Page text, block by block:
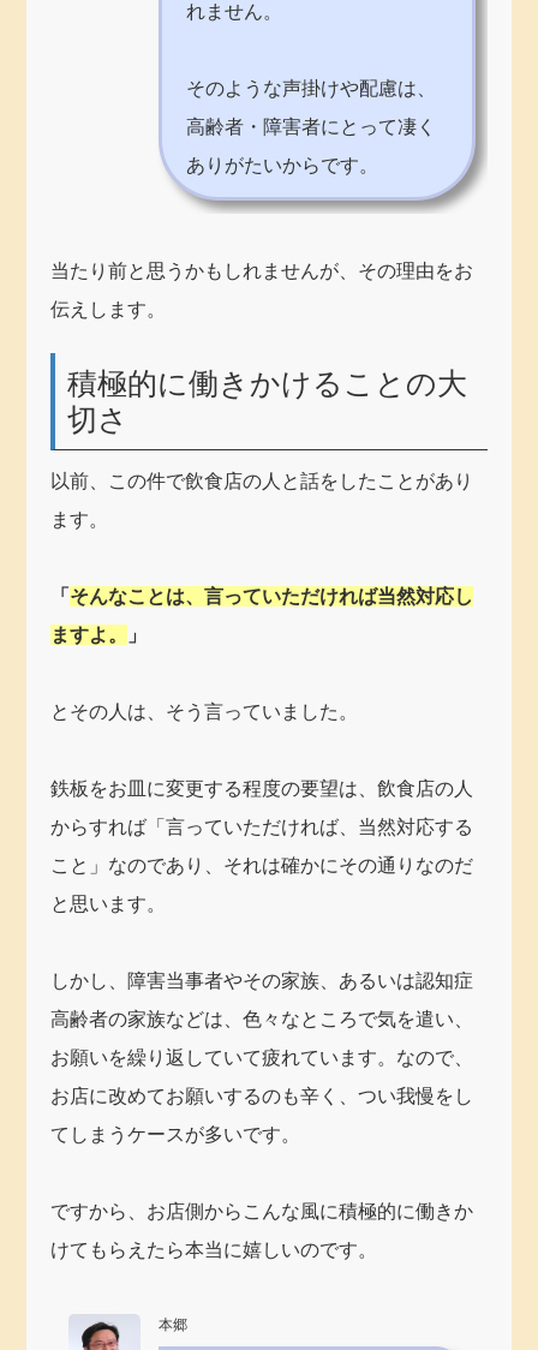
れません。
そのような声掛けや配慮は、
高齢者・障害者にとって凄く
ありがたいからです。
当たり前と思うかもしれませんが、その理由をお
伝えします。
積極的に働きかけることの大
切さ
以前、この件で飲食店の人と話をしたことがあり
ます。
「 そんなことは、言っていただければ当然対応し
ますよ。
」
とその人は、そう言っていました。
鉄板をお皿に変更する程度の要望は、飲食店の人
からすれば「言っていただければ、当然対応する
こと」なのであり、それは確かにその通りなのだ
と思います。
しかし、障害当事者やその家族、あるいは認知症
高齢者の家族などは、色々なところで気を遣い、
お願いを繰り返していて疲れています。なので、
お店に改めてお願いするのも辛く、つい我慢をし
てしまうケースが多いです。
ですから、お店側からこんな風に積極的に働きか
けてもらえたら本当に嬉しいのです。
本郷